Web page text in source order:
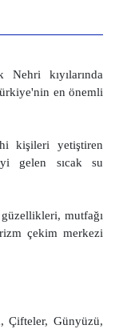
kıyılarında
en önemli
kişileri yetiştiren
gelen sıcak su
mutfağı
çekim merkezi
Çifteler, Günyüzü,